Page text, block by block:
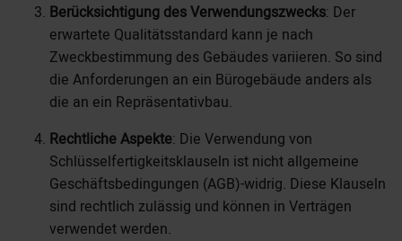
Berücksichtigung des Verwendungszwecks: Der
erwartete Qualitätsstandard kann je nach
Zweckbestimmung des Gebäudes variieren. So sind
die Anforderungen an ein Bürogebäude anders als
die an ein Repräsentativbau.
Rechtliche Aspekte: Die Verwendung von
Schlüsselfertigkeitsklauseln ist nicht allgemeine
Geschäftsbedingungen (AGB)-widrig. Diese Klauseln
sind rechtlich zulässig und können in Verträgen
verwendet werden.